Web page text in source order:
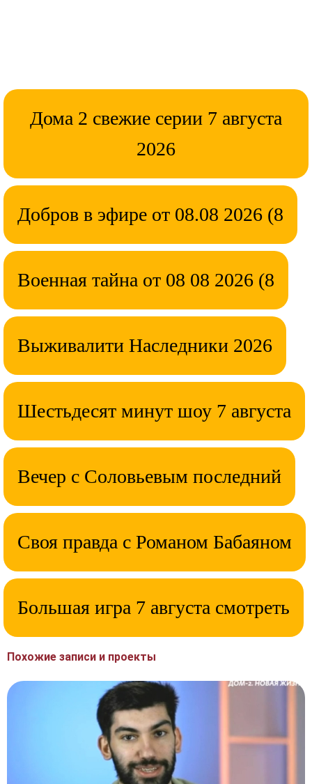
Дома 2 свежие серии 7 августа
2026
Добров в эфире от 08.08 2026 (8
Военная тайна от 08 08 2026 (8
Выживалити Наследники 2026
Шестьдесят минут шоу 7 августа
Вечер с Соловьевым последний
Своя правда с Романом Бабаяном
Большая игра 7 августа смотреть
Похожие записи и проекты